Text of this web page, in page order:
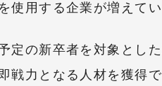
使用する企業が増えてい
定の新卒者を対象とした
戦力となる人材を獲得